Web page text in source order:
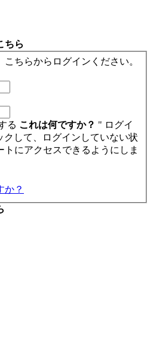
ちら
ちらからログインください。
る これは何ですか？ " ログイ
クして、ログインしていない状
にアクセスできるようにしま
か？